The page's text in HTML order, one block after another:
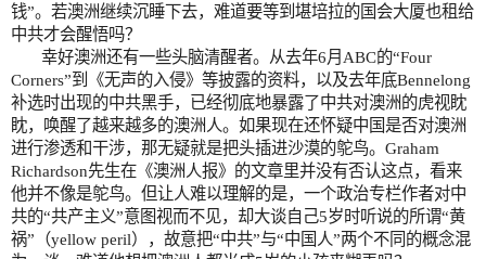
钱”。若澳洲继续沉睡下去，难道要等到堪培拉的国会大厦也租给
中共才会醒悟吗？
幸好澳洲还有一些头脑清醒者。从去年6月ABC的“Four
Corners”到《无声的入侵》等披露的资料，以及去年底Bennelong
补选时出现的中共黑手，已经彻底地暴露了中共对澳洲的虎视眈
眈， 唤醒了越来越多的澳洲人。如果现在还怀疑中国是否对澳洲
进行渗透和干涉，那无疑就是把头插进沙漠的鸵鸟。 Graham
Richardson先生在《澳洲人报》的文章里并没有否认这点，看来
他并不像是鸵鸟。但让人难以理解的是，一个政治专栏作者对中
共的“共产主义”意图视而不见，却大谈自己5岁时听说的所谓“黄
祸”（yellow peril），故意把“中共”与“中国人”两个不同的概念混